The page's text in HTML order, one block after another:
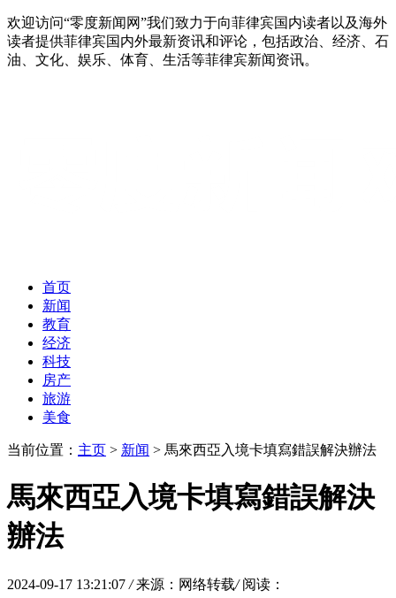
欢迎访问“零度新闻网”我们致力于向菲律宾国内读者以及海外
读者提供菲律宾国内外最新资讯和评论，包括政治、经济、石
油、文化、娱乐、体育、生活等菲律宾新闻资讯。
首页
新闻
教育
经济
科技
房产
旅游
美食
当前位置： 主页 > 新闻 > 馬來西亞入境卡填寫錯誤解決辦法
馬來西亞入境卡填寫錯誤解決
辦法
2024-09-17 13:21:07 / 来源：网络转载/ 阅读：